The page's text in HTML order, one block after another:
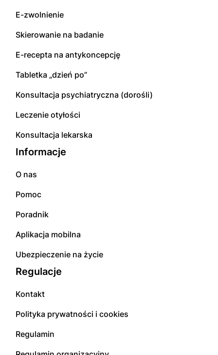
E-zwolnienie
Skierowanie na badanie
E-recepta na antykoncepcję
Tabletka „dzień po”
Konsultacja psychiatryczna (dorośli)
Leczenie otyłości
Konsultacja lekarska
Informacje
O nas
Pomoc
Poradnik
Aplikacja mobilna
Ubezpieczenie na życie
Regulacje
Kontakt
Polityka prywatności i cookies
Regulamin